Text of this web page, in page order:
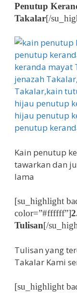
Penutup
Takalar[/
Kain penutup
tawarkan dan
lama
[su_highlight
color=”#ffffff”]
Tulisan[/
Tulisan yang
Takalar Kami
[su_highlight